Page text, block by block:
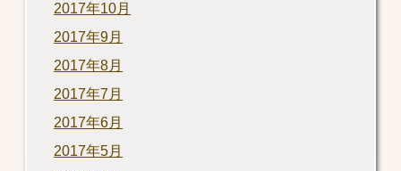
2017年10月
2017年9月
2017年8月
2017年7月
2017年6月
2017年5月